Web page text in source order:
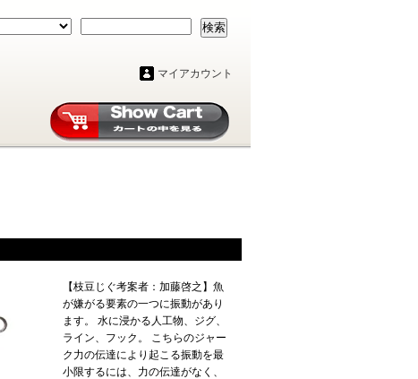
検索
マイアカウント
【枝豆じぐ考案者：加藤啓之】魚
が嫌がる要素の一つに振動があり
ます。 水に浸かる人工物、ジグ、
ライン、フック。 こちらのジャー
ク力の伝達により起こる振動を最
小限するには、力の伝達がなく、